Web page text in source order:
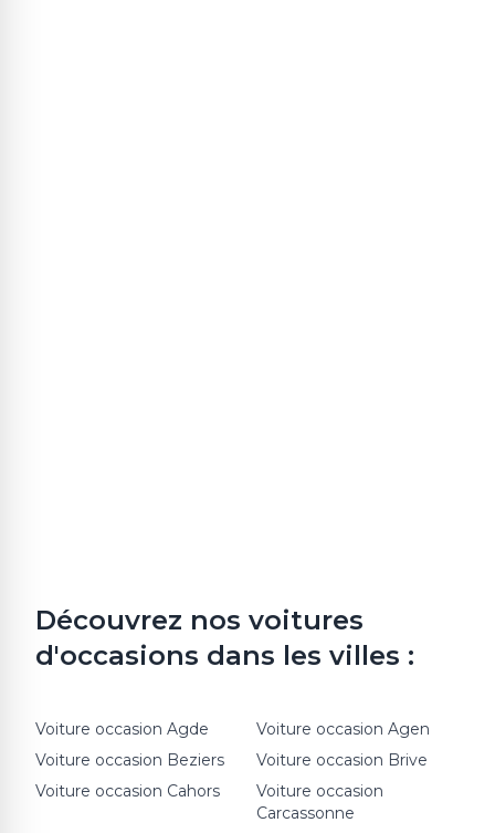
Découvrez nos voitures
d'occasions dans les villes :
Voiture occasion Agde Voiture occasion Agen
Voiture occasion Beziers Voiture occasion Brive
Voiture occasion Cahors
Voiture occasion
Carcassonne